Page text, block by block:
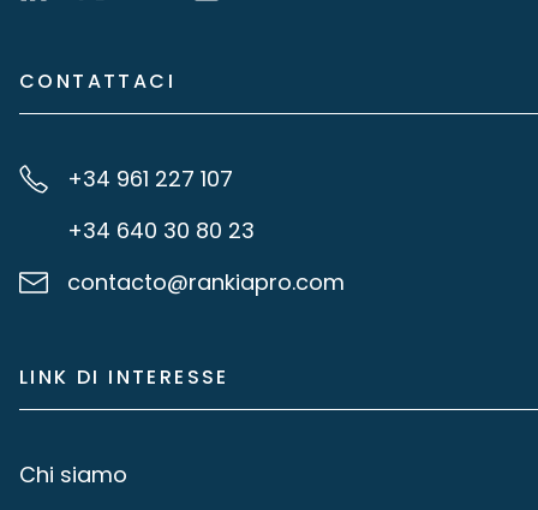
CONTATTACI
+34 961 227 107
+34 640 30 80 23
contacto@rankiapro.com
LINK DI INTERESSE
Chi siamo